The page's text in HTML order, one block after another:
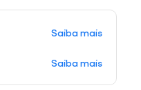
Saiba mais
Saiba mais